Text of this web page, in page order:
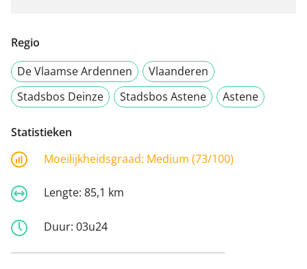
Regio
De Vlaamse Ardennen
Vlaanderen
Stadsbos Deinze
Stadsbos Astene Astene
Statistieken
Moeilijkheidsgraad: Medium (73/100)
Lengte: 85,1 km
Duur: 03u24